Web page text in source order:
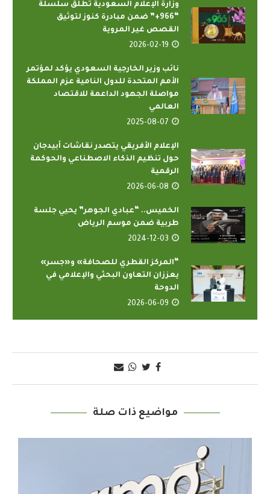
وزارة الإعلام السعودية تطلق سلسلة
“966+” ضمن مبادرة كنوز لتوثيق
القصص غير المروية
2026-02-19
نائب وزير الخارجية السعودي يؤكد لمؤتمر
الأمم المتحدة للدول النامية عزم المملكة
مواصلة الجهود الداعمة للاقتصاد
العالمي
2025-08-07
الإعلام الأفريقي يتصدر نقاشات أبيدجان
حول تنظيم الذكاء الاصطناعي والحوكمة
الرقمية
2026-06-08
الخميس.. “عبادي الجوهر” يحيي جلسة
طربية ضمن موسم الرياض
2024-12-03
“المركز القطري للصحافة» و«جسر»
يعززان التعاون البحثي والإعلامي في
الدوحة
2026-06-09
مواضيع ذات صلة